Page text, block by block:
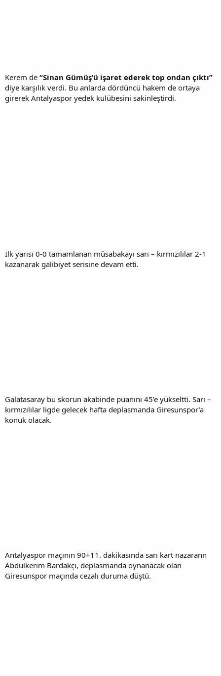
Kerem de “Sinan Gümüş’ü işaret ederek top ondan çıktı”
diye karşılık verdi. Bu anlarda dördüncü hakem de ortaya
girerek Antalyaspor yedek kulübesini sakinleştirdi.
İlk yarısı 0-0 tamamlanan müsabakayı sarı – kırmızılılar 2-1
kazanarak galibiyet serisine devam etti.
Galatasaray bu skorun akabinde puanını 45’e yükseltti. Sarı –
kırmızılılar ligde gelecek hafta deplasmanda Giresunspor’a
konuk olacak.
Antalyaspor maçının 90+11. dakikasında sarı kart nazarann
Abdülkerim Bardakçı, deplasmanda oynanacak olan
Giresunspor maçında cezalı duruma düştü.